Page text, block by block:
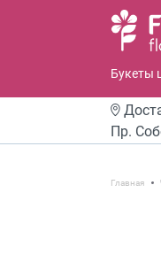
Букеты
Пр.
Главная